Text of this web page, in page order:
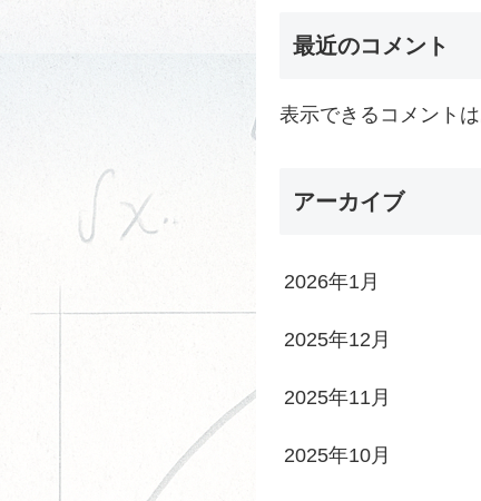
最近のコメント
表示できるコメントは
アーカイブ
2026年1月
2025年12月
2025年11月
2025年10月